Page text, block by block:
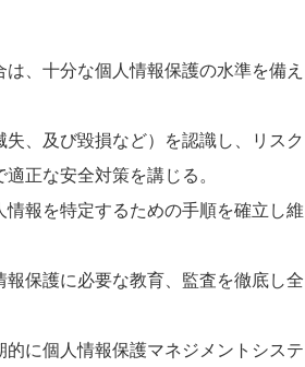
、十分な個人情報保護の水準を備え
、及び毀損など）を認識し、リスク
正な安全対策を講じる。
報を特定するための手順を確立し維
保護に必要な教育、監査を徹底し全
に個人情報保護マネジメントシステ